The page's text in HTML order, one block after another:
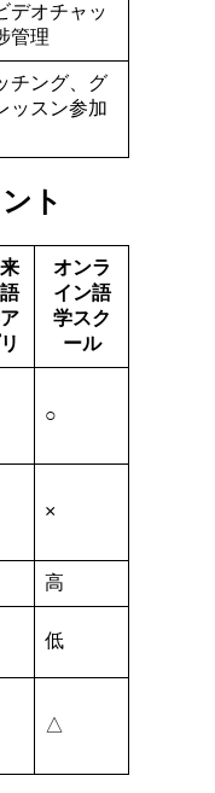
デオチャッ
管理
チング、グ
ッスン参加
ト
オンラ
イン語
学スク
ール
○
×
高
低
△